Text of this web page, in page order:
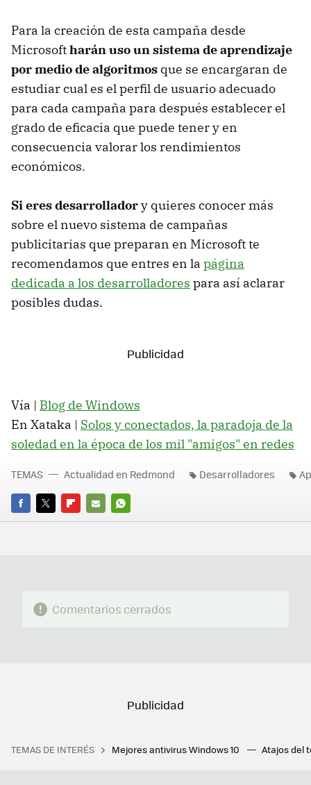
Para la creación de esta campaña desde
Microsoftharán uso un sistema de aprendizaje
por medio de algoritmos que se encargaran de
estudiar cual es el perfil de usuario adecuado
para cada campaña para después establecer el
grado de eficacia que puede tener y en
consecuencia valorar los rendimientos
económicos.
Si eres desarrolladory quieres conocer más
sobre el nuevo sistema de campañas
publicitarias que preparan en Microsoft te
recomendamos que entres en la página
dedicada a los desarrolladores para así aclarar
posibles dudas.
Vía | Blog de Windows
En Xataka | Solos y conectados, la paradoja de la
soledad en la época de los mil "amigos" en redes
FACEBOOK
TWITTERFLIPBOARD
E-
WHATSAPP
TEMAS Actualidad en Redmond Desarrolladores
Comentarios cerrados
TEMAS DE INTERÉS Mejores antivirus Windows 10 Atajos del